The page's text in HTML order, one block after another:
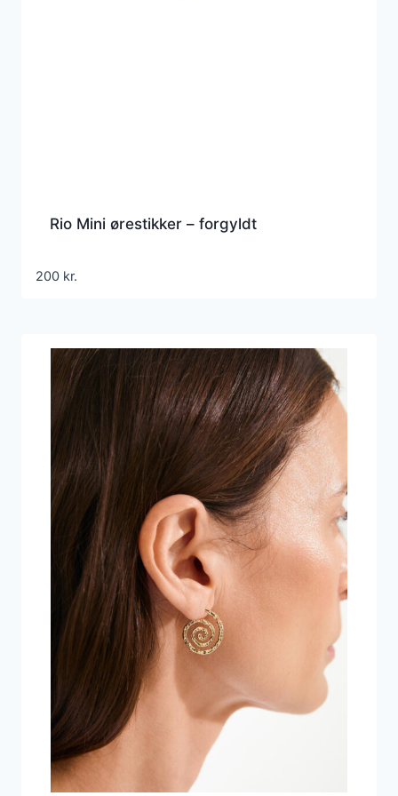
Rio Mini ørestikker – forgyldt
200 kr.